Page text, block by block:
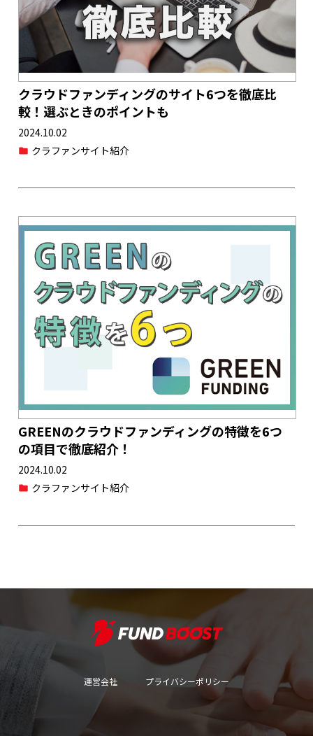
クラウドファンディングのサイト6つを徹底比
較！選ぶときのポイントも
2024.10.02
クラファンサイト紹介
GREENのクラウドファンディングの特徴を6つ
の項目で徹底紹介！
2024.10.02
クラファンサイト紹介
運営会社 プライバシーポリシー